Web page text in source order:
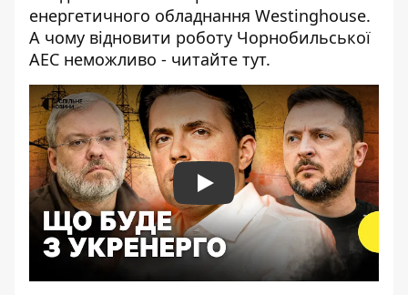
енергетичного обладнання Westinghouse.
А чому відновити роботу Чорнобильської
АЕС неможливо - читайте тут.
Play